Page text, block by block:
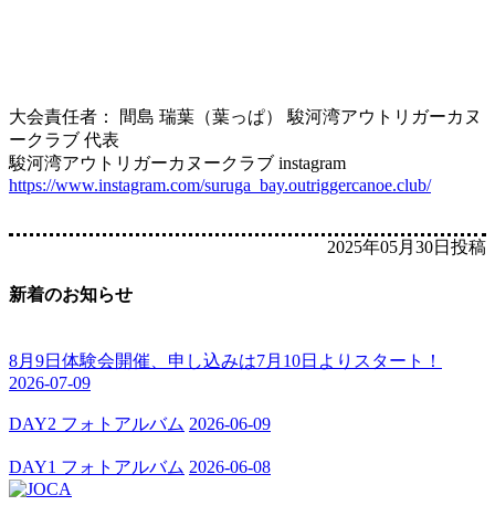
大会責任者： 間島 瑞葉（葉っぱ） 駿河湾アウトリガーカヌ
ークラブ 代表
駿河湾アウトリガーカヌークラブ instagram
https://www.instagram.com/suruga_bay.outriggercanoe.club/
2025年05月30日投稿
新着のお知らせ
8月9日体験会開催、申し込みは7月10日よりスタート！
2026-07-09
DAY2 フォトアルバム 2026-06-09
DAY1 フォトアルバム 2026-06-08